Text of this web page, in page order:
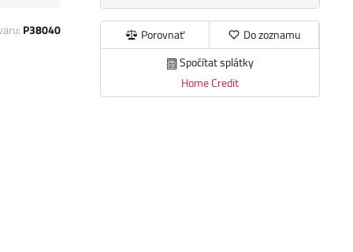
Porovnať
Do zoznamu
Spočítat splátky
Home Credit
P38040